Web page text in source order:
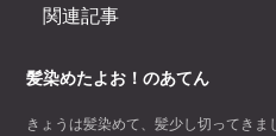
関連記事
髪染めたよお！のあてん
きょうは髪染めて、髪少し切ってき